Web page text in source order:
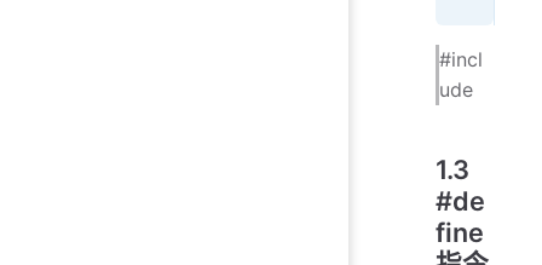
#incl
ude
1.3
#de
fine